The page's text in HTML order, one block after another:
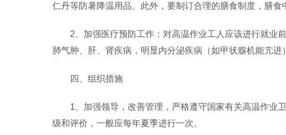
仁丹等防暑降温用品。此外，要制订合理的膳食制度，膳食
2、加强医疗预防工作：对高温作业工人应该进行就业
肺气肿、肝、肾疾病，明显内分泌疾病（如甲状腺机能亢
四、组织措施
1、加强领导，改善管理，严格遵守国家有关高温作业
级和评价，一般应每年夏季进行一次。